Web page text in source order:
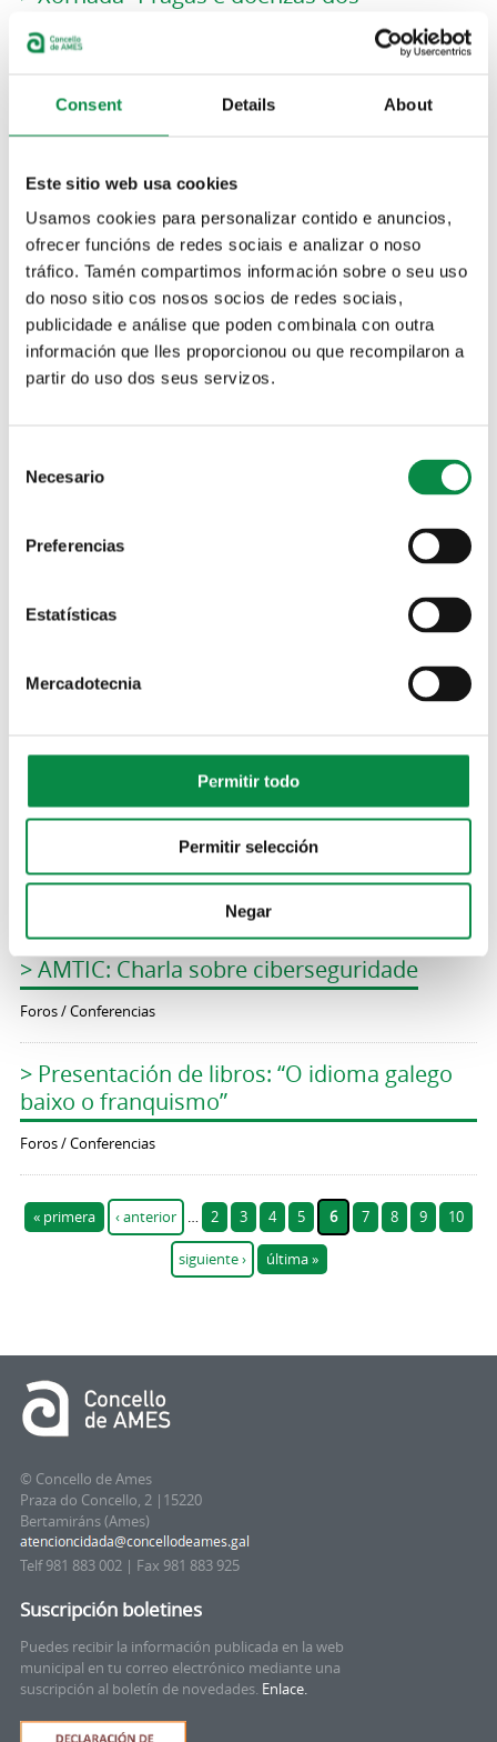
Consent Details About
Este sitio web usa cookies
Usamos cookies para personalizar contido e anuncios,
ofrecer funcións de redes sociais e analizar o noso
tráfico. Tamén compartimos información sobre o seu uso
do noso sitio cos nosos socios de redes sociais,
publicidade e análise que poden combinala con outra
información que lles proporcionou ou que recompilaron a
partir do uso dos seus servizos.
Selection
Necesario
Preferencias
Estatísticas
Mercadotecnia
Permitir todo
Permitir selección
Negar
> Presentación do libro "Mireia conta que é
> Encontros literarios: Fernando Franjo
Foros / Conferencias
> Encontros literarios: Eduardo Estévez
> Encontros literarios: Diego Rojo e Krzysztof
Foros / Conferencias
> Presentación de libros: “Retratos en
branco e negro”
protocolo, boas maneiras e imaxe”
Foros / Conferencias
> Presentación de libros: “O sal dos días”
> AMTIC: Charla sobre ciberseguridade
Foros / Conferencias
> Presentación de libros: “O idioma galego
baixo o franquismo”
Foros / Conferencias
Páginas
« primera ‹ anterior … 2 3 4 5 6 7 8 9 10
siguiente › última »
© Concello de Ames
Praza do Concello, 2 |15220
Bertamiráns (Ames)
Telf 981 883 002 | Fax 981 883 925
Suscripción boletines
Puedes recibir la información publicada en la web
municipal en tu correo electrónico mediante una
suscripción al boletín de novedades. Enlace.